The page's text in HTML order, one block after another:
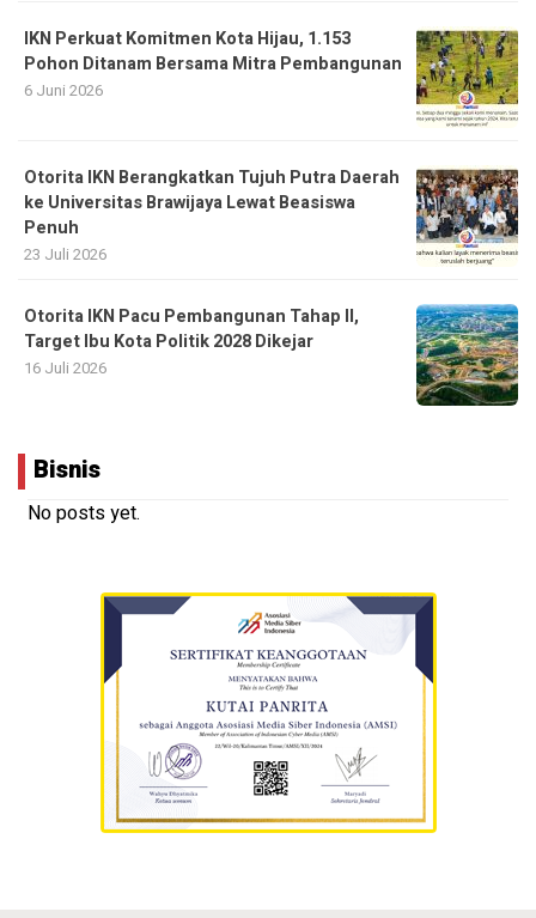
IKN Perkuat Komitmen Kota Hijau, 1.153
Pohon Ditanam Bersama Mitra Pembangunan
6 Juni 2026
Otorita IKN Berangkatkan Tujuh Putra Daerah
ke Universitas Brawijaya Lewat Beasiswa
Penuh
23 Juli 2026
Otorita IKN Pacu Pembangunan Tahap II,
Target Ibu Kota Politik 2028 Dikejar
16 Juli 2026
Bisnis
No posts yet.